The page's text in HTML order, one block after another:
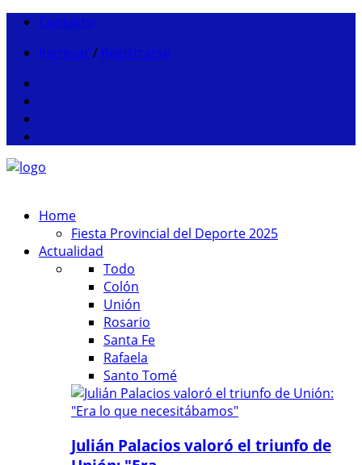
Contacto
Ingresar / Registrarse
Home
Fiesta Provincial del Deporte 2025
Actualidad
Todo
Colón
Unión
Rosario
Santa Fe
Rafaela
Santo Tomé
Julián Palacios valoró el triunfo de